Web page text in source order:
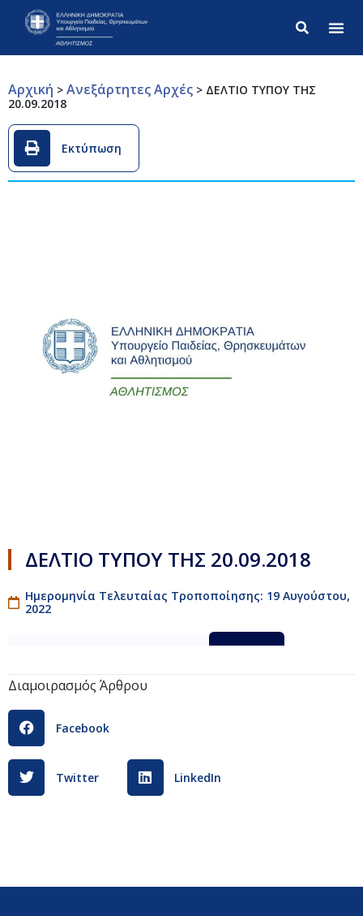
Αρχική > Ανεξάρτητες Αρχές > ΔΕΛΤΙΟ ΤΥΠΟΥ ΤΗΣ
20.09.2018
Εκτύπωση
ΔΕΛΤΙΟ ΤΥΠΟΥ ΤΗΣ 20.09.2018
Ημερομηνία Τελευταίας Τροποποίησης: 19 Αυγούστου,
2022
Διαμοιρασμός Άρθρου
Facebook
Twitter LinkedIn